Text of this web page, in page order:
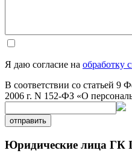
Я даю согласие на обработку
В соответствии со статьей 9
2006 г. N 152-ФЗ «О
отправить
Юридические лица ГК